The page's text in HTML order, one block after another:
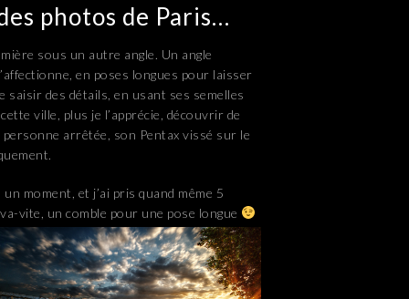
photos de Paris…
sous un autre angle. Un angle
en poses longues pour laisser
saisir des détails, en usant ses semelles
ville, plus je l’apprécie, découvrir de
arrêtée, son Pentax vissé sur le
moment, et j’ai pris quand même 5
vite, un comble pour une pose longue